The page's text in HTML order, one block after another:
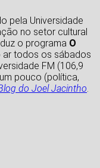
pela Universidade
no setor cultural
o programa O
ar todos os sábados
FM (106,9
pouco (política,
do Joel Jacintho